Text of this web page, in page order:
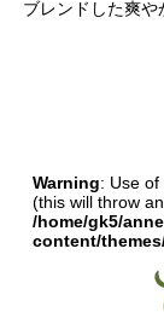
ブレンドした爽や
Warning: Use
(this will throw
/home/gk5/
content/